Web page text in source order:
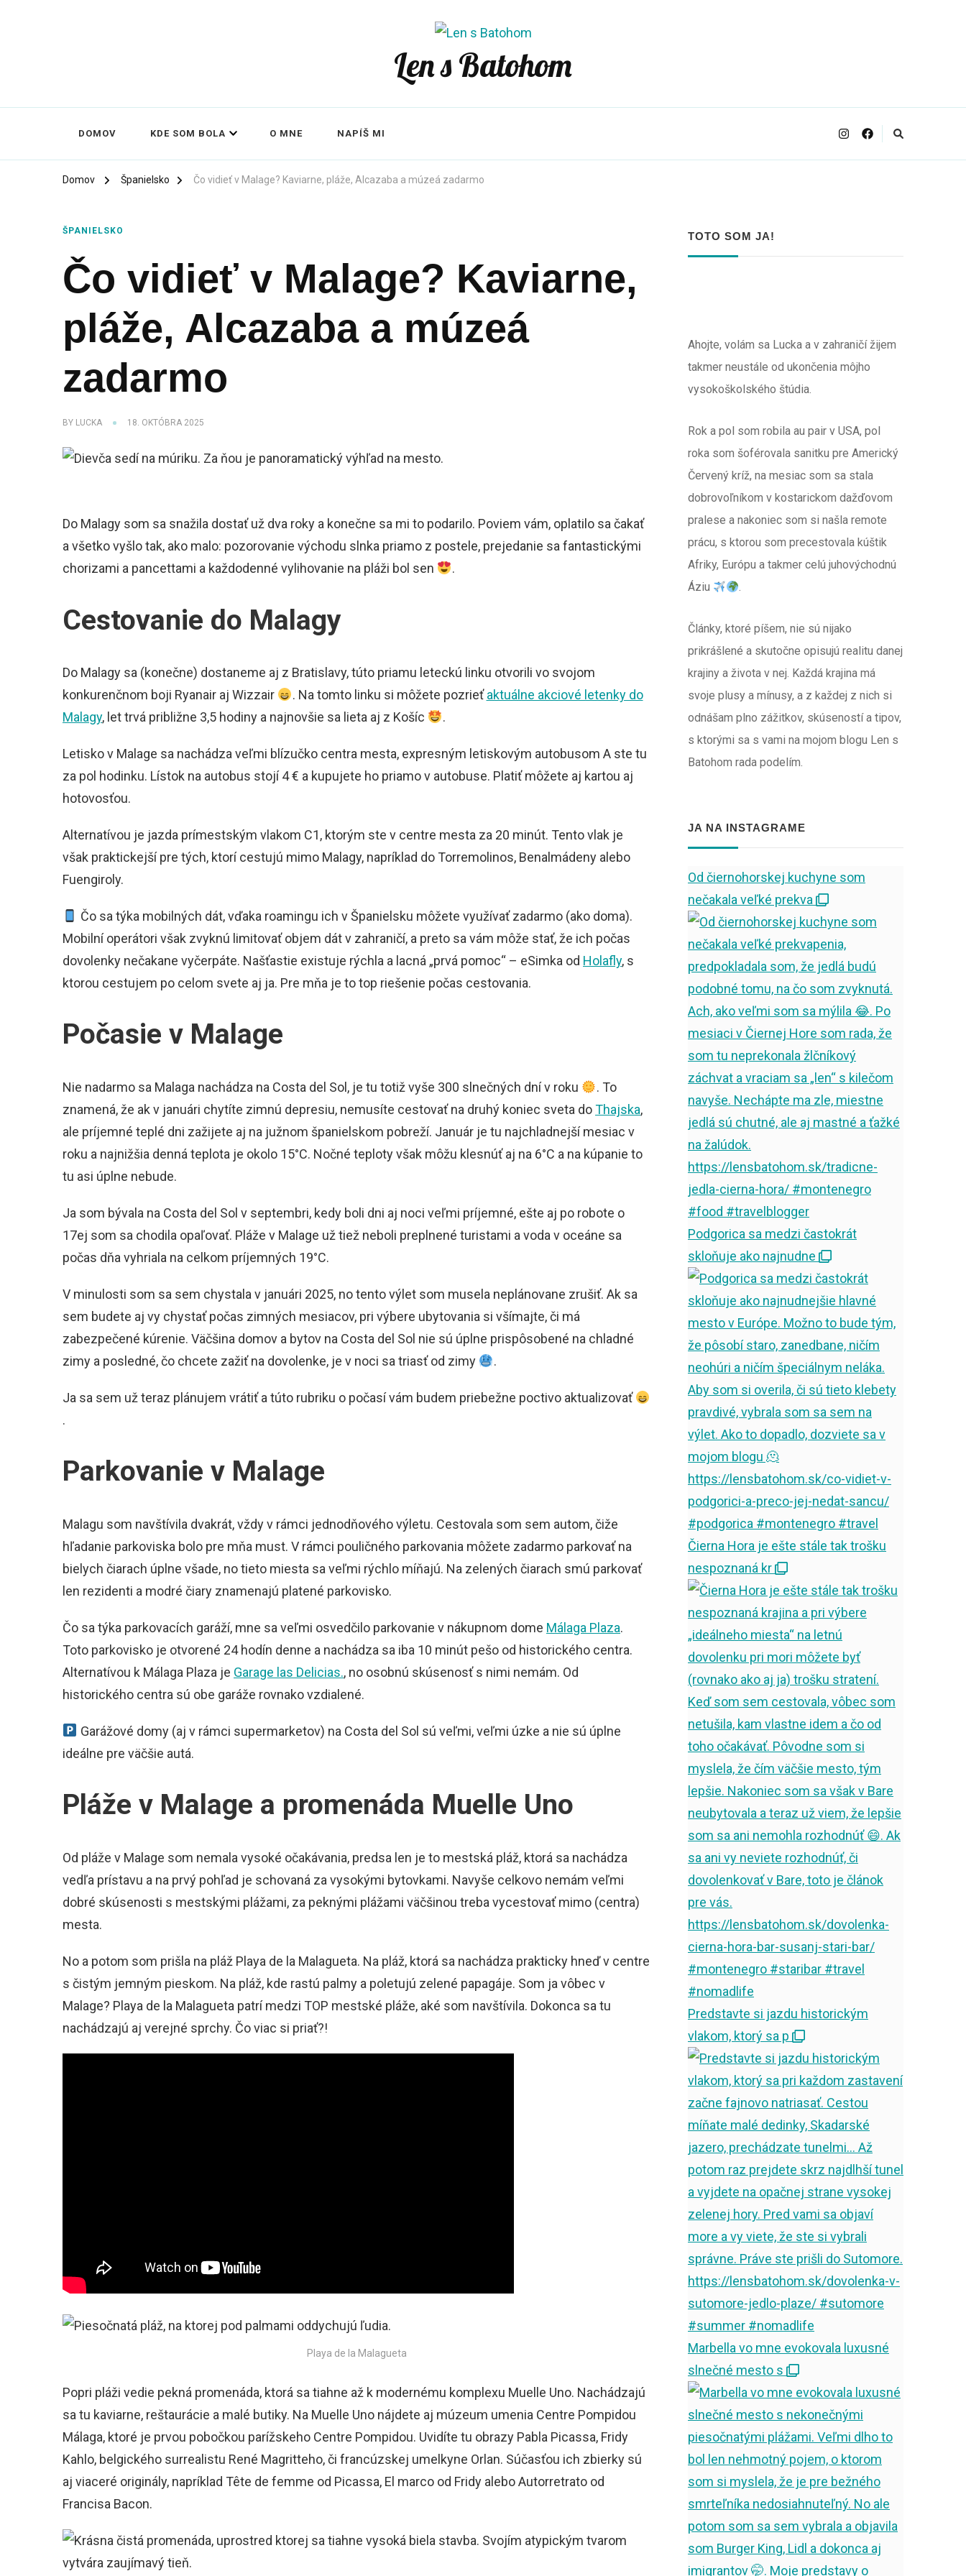
Len s Batohom
DOMOV KDE SOM BOLA O MNE NAPÍŠ MI
Domov Španielsko Čo vidieť v Malage? Kaviarne, pláže, Alcazaba a múzeá zadarmo
ŠPANIELSKO
Čo vidieť v Malage? Kaviarne,
pláže, Alcazaba a múzeá
zadarmo
BY LUCKA 18. OKTÓBRA 2025
Do Malagy som sa snažila dostať už dva roky a konečne sa mi to podarilo. Poviem vám, oplatilo sa čakať
a všetko vyšlo tak, ako malo: pozorovanie východu slnka priamo z postele, prejedanie sa fantastickými
chorizami a pancettami a každodenné vylihovanie na pláži bol sen
.
Cestovanie do Malagy
Do Malagy sa (konečne) dostaneme aj z Bratislavy, túto priamu leteckú linku otvorili vo svojom
konkurenčnom boji Ryanair aj Wizzair
. Na tomto linku si môžete pozrieťaktuálne akciové letenky do
Malagy, let trvá približne 3,5 hodiny a najnovšie sa lieta aj z Košíc .
Letisko v Malage sa nachádza veľmi blízučko centra mesta, expresným letiskovým autobusom A ste tu
za pol hodinku. Lístok na autobus stojí 4 € a kupujete ho priamo v autobuse. Platiť môžete aj kartou aj
hotovosťou.
Alternatívou je jazda prímestským vlakom C1, ktorým ste v centre mesta za 20 minút. Tento vlak je
však praktickejší pre tých, ktorí cestujú mimo Malagy, napríklad do Torremolinos, Benalmádeny alebo
Fuengiroly.
Čo sa týka mobilných dát, vďaka roamingu ich v Španielsku môžete využívať zadarmo (ako doma).
Mobilní operátori však zvyknú limitovať objem dát v zahraničí, a preto sa vám môže stať, že ich počas
dovolenky nečakane vyčerpáte. Našťastie existuje rýchla a lacná „prvá pomoc“ – eSimka od Holafly, s
ktorou cestujem po celom svete aj ja. Pre mňa je to top riešenie počas cestovania.
Počasie v Malage
Nie nadarmo sa Malaga nachádza na Costa del Sol, je tu totiž vyše 300 slnečných dní v roku
. To
znamená, že ak v januári chytíte zimnú depresiu, nemusíte cestovať na druhý koniec sveta doThajska,
ale príjemné teplé dni zažijete aj na južnom španielskom pobreží. Január je tu najchladnejší mesiac v
roku a najnižšia denná teplota je okolo 15°C. Nočné teploty však môžu klesnúť aj na 6°C a na kúpanie to
tu asi úplne nebude.
Ja som bývala na Costa del Sol v septembri, kedy boli dni aj noci veľmi príjemné, ešte aj po robote o
17ej som sa chodila opaľovať. Pláže v Malage už tiež neboli preplnené turistami a voda v oceáne sa
počas dňa vyhriala na celkom príjemných 19°C.
V minulosti som sa sem chystala v januári 2025, no tento výlet som musela neplánovane zrušiť. Ak sa
sem budete aj vy chystať počas zimných mesiacov, pri výbere ubytovania si všímajte, či má
zabezpečené kúrenie. Väčšina domov a bytov na Costa del Sol nie sú úplne prispôsobené na chladné
zimy a posledné, čo chcete zažiť na dovolenke, je v noci sa triasť od zimy
.
Ja sa sem už teraz plánujem vrátiť a túto rubriku o počasí vám budem priebežne poctivo aktualizovať
.
Parkovanie v Malage
Malagu som navštívila dvakrát, vždy v rámci jednodňového výletu. Cestovala som sem autom, čiže
hľadanie parkoviska bolo pre mňa must. V rámci pouličného parkovania môžete zadarmo parkovať na
bielych čiarach úplne všade, no tieto miesta sa veľmi rýchlo míňajú. Na zelených čiarach smú parkovať
len rezidenti a modré čiary znamenajú platené parkovisko.
Čo sa týka parkovacích garáží, mne sa veľmi osvedčilo parkovanie v nákupnom dome Málaga Plaza.
Toto parkovisko je otvorené 24 hodín denne a nachádza sa iba 10 minút pešo od historického centra.
Alternatívou k Málaga Plaza je Garage las Delicias., no osobnú skúsenosť s nimi nemám. Od
historického centra sú obe garáže rovnako vzdialené.
Garážové domy (aj v rámci supermarketov) na Costa del Sol sú veľmi, veľmi úzke a nie sú úplne
ideálne pre väčšie autá.
Pláže v Malage a promenáda Muelle Uno
Od pláže v Malage som nemala vysoké očakávania, predsa len je to mestská pláž, ktorá sa nachádza
vedľa prístavu a na prvý pohľad je schovaná za vysokými bytovkami. Navyše celkovo nemám veľmi
dobré skúsenosti s mestskými plážami, za peknými plážami väčšinou treba vycestovať mimo (centra)
mesta.
No a potom som prišla na pláž Playa de la Malagueta. Na pláž, ktorá sa nachádza prakticky hneď v centre
s čistým jemným pieskom. Na pláž, kde rastú palmy a poletujú zelené papagáje. Som ja vôbec v
Malage? Playa de la Malagueta patrí medzi TOP mestské pláže, aké som navštívila. Dokonca sa tu
nachádzajú aj verejné sprchy. Čo viac si priať?!
Playa de la Malagueta
Popri pláži vedie pekná promenáda, ktorá sa tiahne až k modernému komplexu Muelle Uno. Nachádzajú
sa tu kaviarne, reštaurácie a malé butiky. Na Muelle Uno nájdete aj múzeum umenia Centre Pompidou
Málaga, ktoré je prvou pobočkou parížskeho Centre Pompidou. Uvidíte tu obrazy Pabla Picassa, Fridy
Kahlo, belgického surrealistu René Magritteho, či francúzskej umelkyne Orlan. Súčasťou ich zbierky sú
aj viaceré originály, napríklad Tête de femme od Picassa, El marco od Fridy alebo Autorretrato od
Francisa Bacon.
TOTO SOM JA!
Ahojte, volám sa Lucka a v zahraničí žijem
takmer neustále od ukončenia môjho
vysokoškolského štúdia.
Rok a pol som robila au pair v USA, pol
roka som šoférovala sanitku pre Americký
Červený kríž, na mesiac som sa stala
dobrovoľníkom v kostarickom dažďovom
pralese a nakoniec som si našla remote
prácu, s ktorou som precestovala kúštik
Afriky, Európu a takmer celú juhovýchodnú
Áziu
.
Články, ktoré píšem, nie sú nijako
prikrášlené a skutočne opisujú realitu danej
krajiny a života v nej. Každá krajina má
svoje plusy a mínusy, a z každej z nich si
odnášam plno zážitkov, skúseností a tipov,
s ktorými sa s vami na mojom blogu Len s
Batohom rada podelím.
JA NA INSTAGRAME
Od čiernohorskej kuchyne som
nečakala veľké prekva
Podgorica sa medzi častokrát
skloňuje ako najnudne
Čierna Hora je ešte stále tak trošku
nespoznaná kr
Predstavte si jazdu historickým
vlakom, ktorý sa p
Marbella vo mne evokovala luxusné
slnečné mesto s